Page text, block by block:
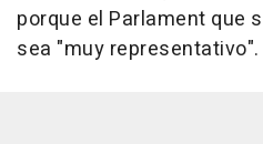
porque el Parlament que
sea "muy representativo".